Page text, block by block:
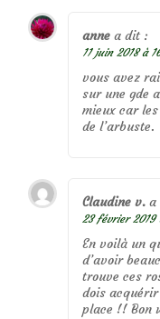
anne a dit :
11 juin 2018 à
vous avez
sur une gde
mieux car
de l’arbuste.
Claudine v. a
23 février 2019
En voilà un
d’avoir
trouve ces
dois
place !! Bon